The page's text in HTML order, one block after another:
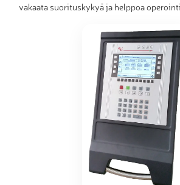
vakaata suorituskykyä ja helppoa